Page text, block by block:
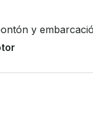
miembros de
**El precio mostrado es
personas, el precio es
400 BRL
y